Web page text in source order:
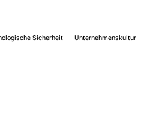
Sicherheit Unternehmenskultur